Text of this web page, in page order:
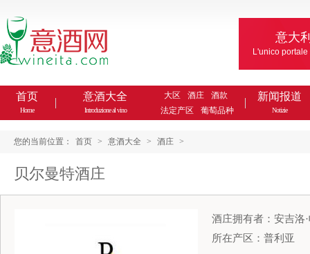
意大
L'unico
首页
Home
意酒大全
Introduzione al vino
大区 酒庄
酒款
法定产区
葡萄品种
新闻报道
Notizie
您的当前位置： 首页 > 意酒大全 > 酒庄 >
贝尔曼特酒庄
酒庄拥有者：安吉洛
所在产区：普利亚